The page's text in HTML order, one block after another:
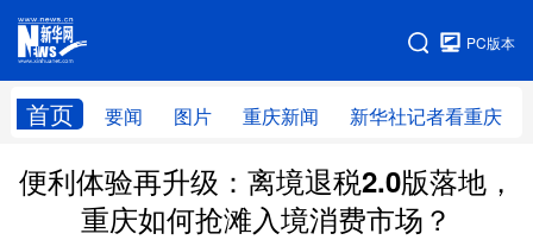
PC版本
首页 要闻 图片 重庆新闻 新华社记者看重庆
网站地图
便利体验再升级：离境退税2.0版落地，
重庆如何抢滩入境消费市场？